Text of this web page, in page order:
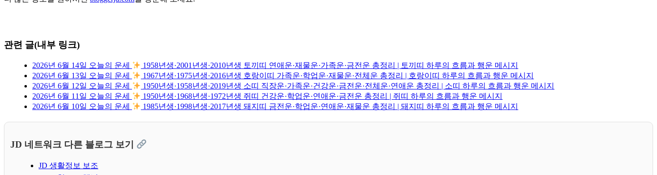
관련 글(내부 링크)
2026년 6월 14일 오늘의 운세
1958년생·2001년생·2010년생 토끼띠 연애운·재물운·가족운·금전운 총정리 | 토끼띠 하루의 흐름과 행운 메시지
2026년 6월 13일 오늘의 운세
1967년생·1975년생·2016년생 호랑이띠 가족운·학업운·재물운·전체운 총정리 | 호랑이띠 하루의 흐름과 행운 메시지
2026년 6월 12일 오늘의 운세
1950년생·1958년생·2019년생 소띠 직장운·가족운·건강운·금전운·전체운·연애운 총정리 | 소띠 하루의 흐름과 행운 메시지
2026년 6월 11일 오늘의 운세
1950년생·1968년생·1972년생 쥐띠 건강운·학업운·연애운·금전운 총정리 | 쥐띠 하루의 흐름과 행운 메시지
2026년 6월 10일 오늘의 운세
1985년생·1998년생·2017년생 돼지띠 금전운·학업운·연애운·재물운 총정리 | 돼지띠 하루의 흐름과 행운 메시지
JD 네트워크 다른 블로그 보기
JD 생활정보 보조